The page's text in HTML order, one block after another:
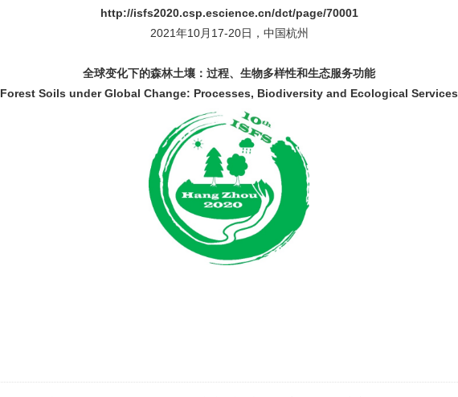
http://isfs2020.csp.escience.cn/dct/page/70001
2021年10月17-20日，中国杭州
全球变化下的森林土壤：过程、生物多样性和生态服务功能
Forest Soils under Global Change: Processes, Biodiversity and Ecological Services